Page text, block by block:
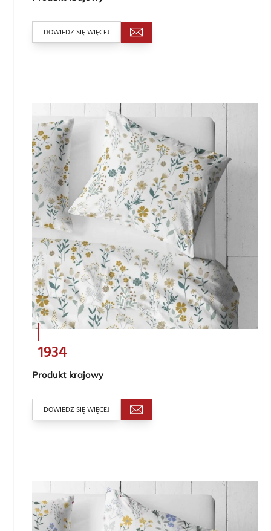
DOWIEDZ SIĘ WIĘCEJ
1934
Produkt krajowy
DOWIEDZ SIĘ WIĘCEJ